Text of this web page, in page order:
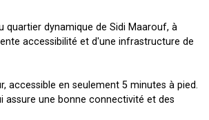
quartier dynamique de Sidi Maarouf, à
accessibilité et d'une infrastructure de
accessible en seulement 5 minutes à pied.
assure une bonne connectivité et des